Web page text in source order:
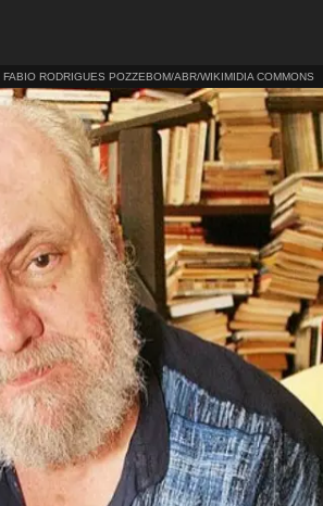
FABIO RODRIGUES POZZEBOM/ABR/WIKIMIDIA COMMONS